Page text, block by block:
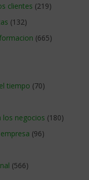
clientes (219)
(132)
(665)
tiempo (70)
los negocios (180)
(96)
(566)